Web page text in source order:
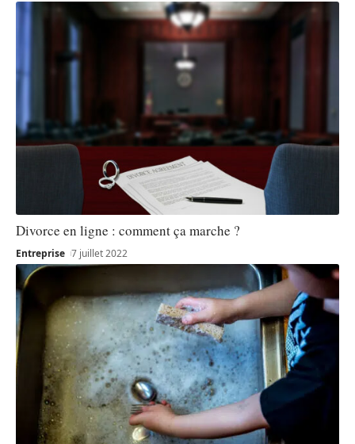
Divorce en ligne : comment ça marche ?
Entreprise 7 juillet 2022